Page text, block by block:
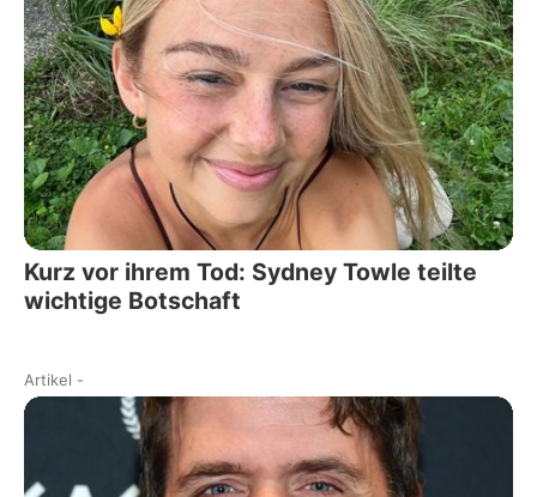
Kurz vor ihrem Tod: Sydney Towle teilte
wichtige Botschaft
Artikel -